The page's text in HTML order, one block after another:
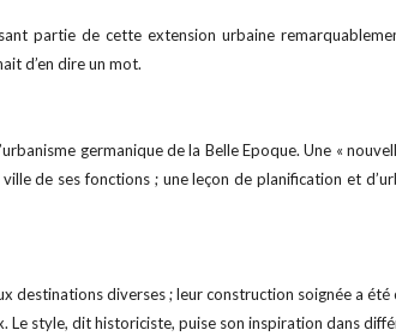
partie de cette extension urbaine
d’en dire un mot.
germanique de la Belle Epoque. Une «
de ses fonctions ; une leçon de planification et
destinations diverses ; leur construction soignée a
style, dit historiciste, puise son inspiration dans